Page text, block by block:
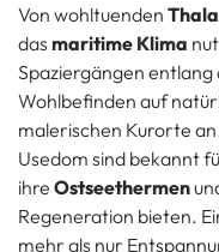
Von wohltuenden
das maritime Klima
Spaziergängen entlang
Wohlbefinden auf
malerischen Kurorte
Usedom sind bekannt
ihre Ostseethermen
Regeneration bieten.
mehr als nur